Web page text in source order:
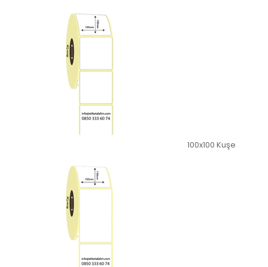
100x100 Kuşe